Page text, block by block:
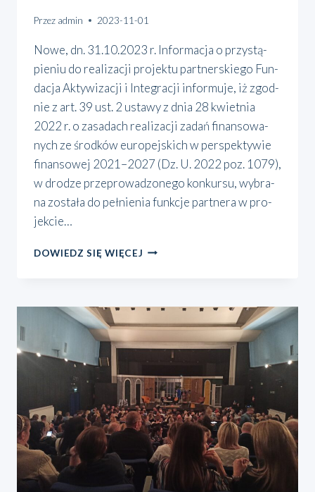
Przez admin 2023-11-01
Nowe, dn. 31.10.2023 r. Infor­ma­cja o przy­stą­
pie­niu do reali­za­cji pro­jek­tu part­ner­skie­go Fun­
da­cja Akty­wi­za­cji i Inte­gra­cji infor­mu­je, iż zgod­
nie z art. 39 ust. 2 usta­wy z dnia 28 kwiet­nia
2022 r. o zasa­dach reali­za­cji zadań finan­so­wa­
nych ze środ­ków euro­pej­skich w per­spek­ty­wie
finan­so­wej 2021–2027 (Dz. U. 2022 poz. 1079),
w dro­dze prze­pro­wa­dzo­ne­go kon­kur­su, wybra­
na zosta­ła do peł­nie­nia funk­cje part­ne­ra w pro­
jek­cie…
DOWIEDZ SIĘ WIĘCEJ INFORMACJA
REALIZACJI
PROJEKTU
PARTNERSKIEGO
PN.
–
NIE
MA
MOWY!
2
ETAP
I”